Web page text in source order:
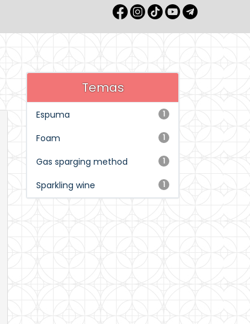
Temas
1
Espuma
1
Foam
1
Gas sparging method
1
Sparkling wine